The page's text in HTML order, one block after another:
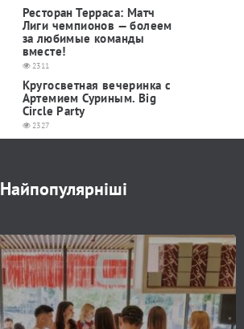
Ресторан Терраса: Матч
Лиги чемпионов — болеем
за любимые команды
вместе!
2311
Кругосветная вечеринка с
Артемием Суриным. Big
Circle Party
2327
Найпопулярніші